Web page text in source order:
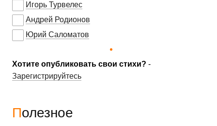
Игорь Турвелес
Андрей Родионов
Юрий Саломатов
Хотите опубликовать свои стихи? -
Зарегистрируйтесь
Полезное